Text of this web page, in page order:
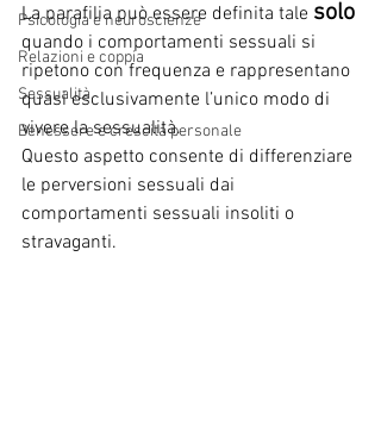
Psicologia e neuroscienze
Relazioni e coppia
Sessualità
Benessere e crescita personale
La parafilia può essere definita tale solo
quando i comportamenti sessuali si
ripetono con frequenza e rappresentano
quasi esclusivamente l’unico modo di
vivere la sessualità.
Questo aspetto consente di differenziare
le perversioni sessuali dai
comportamenti sessuali insoliti o
stravaganti.